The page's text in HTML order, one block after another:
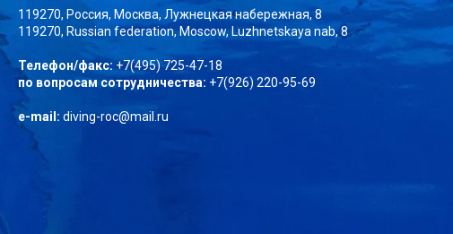
119270, Россия, Москва, Лужнецкая набережная, 8
119270, Russian federation, Moscow, Luzhnetskaya nab, 8
Телефон/факс: +7(495) 725-47-18
по вопросам сотрудничества: +7(926) 220-95-69
e-mail: diving-roc@mail.ru